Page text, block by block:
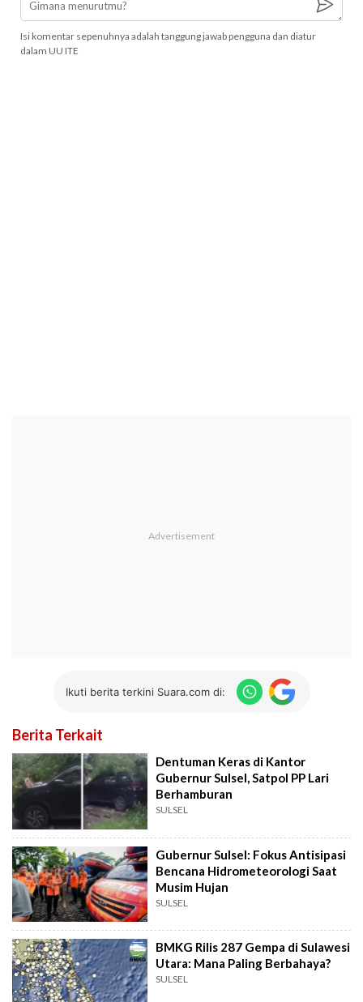
Isi komentar sepenuhnya adalah tanggung jawab pengguna dan diatur
dalam UU ITE
Ikuti berita terkini Suara.com di:
Berita Terkait
Dentuman Keras di Kantor
Gubernur Sulsel, Satpol PP Lari
Berhamburan
SULSEL
Gubernur Sulsel: Fokus Antisipasi
Bencana Hidrometeorologi Saat
Musim Hujan
SULSEL
BMKG Rilis 287 Gempa di Sulawesi
Utara: Mana Paling Berbahaya?
SULSEL